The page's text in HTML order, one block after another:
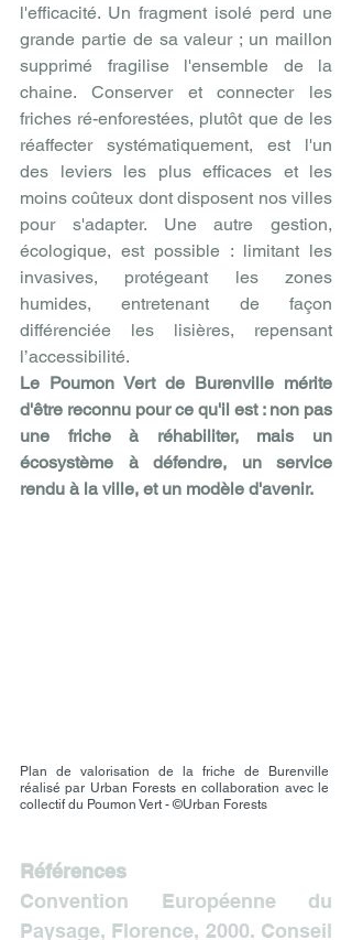
l'efficacité. Un fragment isolé perd une
grande partie de sa valeur ; un maillon
supprimé fragilise l'ensemble de la
chaine. Conserver et connecter les
friches ré-enforestées, plutôt que de les
réaffecter systématiquement, est l'un
des leviers les plus efficaces et les
moins coûteux dont disposent nos villes
pour s'adapter. Une autre gestion,
écologique, est possible : limitant les
invasives, protégeant les zones
humides, entretenant de façon
différenciée les lisières, repensant
l’accessibilité.
Le Poumon Vert de Burenville mérite
d'être reconnu pour ce qu'il est : non pas
une friche à réhabiliter, mais un
écosystème à défendre, un service
rendu à la ville, et un modèle d'avenir.
Plan de valorisation de la friche de Burenville
réalisé par Urban Forests en collaboration avec le
collectif du Poumon Vert - ©Urban Forests
Références
Convention Européenne du
Paysage, Florence, 2000. Conseil